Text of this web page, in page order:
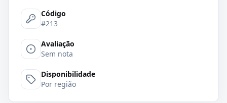
Código
#213
Avaliação
Sem nota
Disponibilidade
Por região